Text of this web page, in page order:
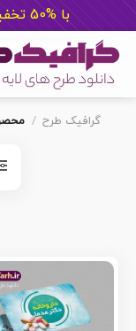
با %50 تخفیف اشتراک بخر
content
گرافیک طرح /